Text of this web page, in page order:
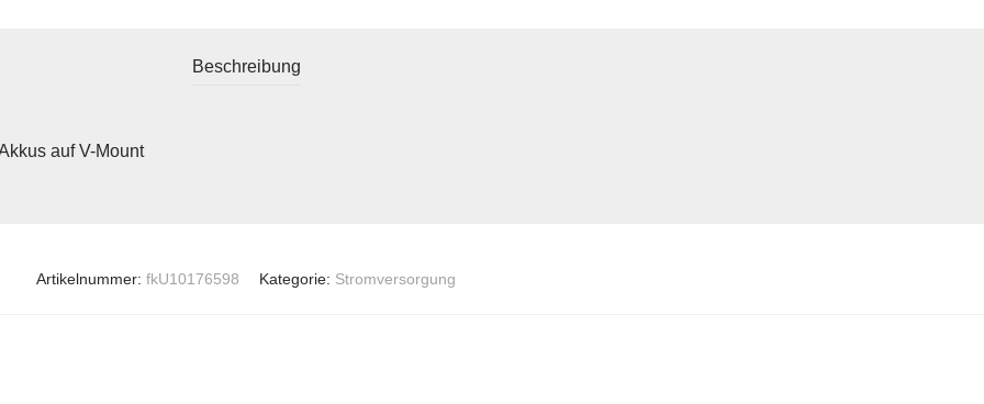
Beschreibung
auf V-Mount
Artikelnummer: fkU10176598 Kategorie: Stromversorgung